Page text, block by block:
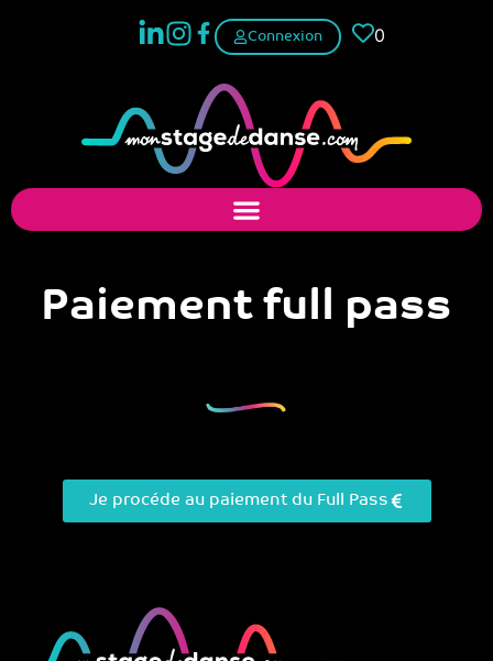
Connexion 0
Paiement full pass
Je procéde au paiement du Full Pass